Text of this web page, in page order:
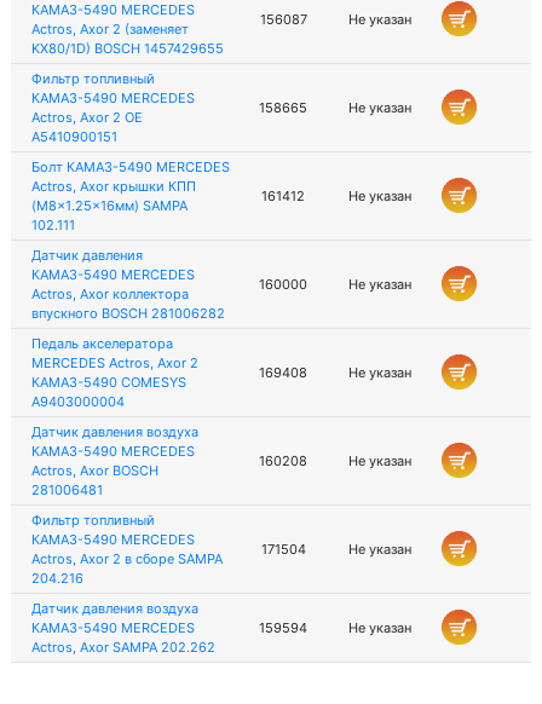
КАМАЗ-5490 MERCEDES
Actros, Axor 2 (заменяет
KX80/1D) BOSCH 1457429655
156087 Не указан
Фильтр топливный
КАМАЗ-5490 MERCEDES
Actros, Axor 2 OE
A5410900151
158665 Не указан
Болт КАМАЗ-5490 MERCEDES
Actros, Axor крышки КПП
(M8x1.25x16мм) SAMPA
102.111
161412 Не указан
Датчик давления
КАМАЗ-5490 MERCEDES
Actros, Axor коллектора
впускного BOSCH 281006282
160000 Не указан
Педаль акселератора
MERCEDES Actros, Axor 2
КАМАЗ-5490 COMESYS
A9403000004
169408 Не указан
Датчик давления воздуха
КАМАЗ-5490 MERCEDES
Actros, Axor BOSCH
281006481
160208 Не указан
Фильтр топливный
КАМАЗ-5490 MERCEDES
Actros, Axor 2 в сборе SAMPA
204.216
171504 Не указан
Датчик давления воздуха
КАМАЗ-5490 MERСEDES
Actros, Axor SAMPA 202.262
159594 Не указан